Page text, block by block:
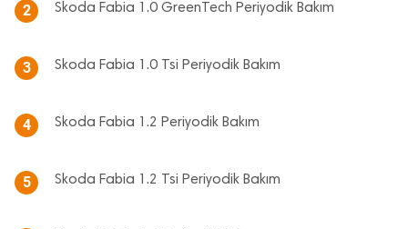
2 Skoda Fabia 1.0 GreenTech Periyodik Bakım
3 Skoda Fabia 1.0 Tsi Periyodik Bakım
4 Skoda Fabia 1.2 Periyodik Bakım
5 Skoda Fabia 1.2 Tsi Periyodik Bakım